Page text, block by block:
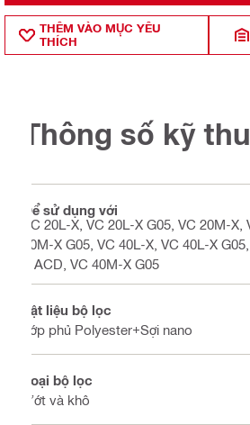
THÊM VÀO MỤ̣C YÊU
THÍCH
Thông số kỹ
Để sử dụng với
VC 20L-X, VC 20L-X G05, VC 20M-
20M-X G05, VC 40L-X, VC 40L-X
X ACD, VC 40M-X G05
Vật liệu bộ lọc
Lớp phủ Polyester+Sợi nano
Loại bộ lọc
Ướt và khô